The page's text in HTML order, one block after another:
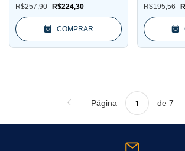
R$257,90 R$224,30
COMPRAR
R$195,56
Página de 7